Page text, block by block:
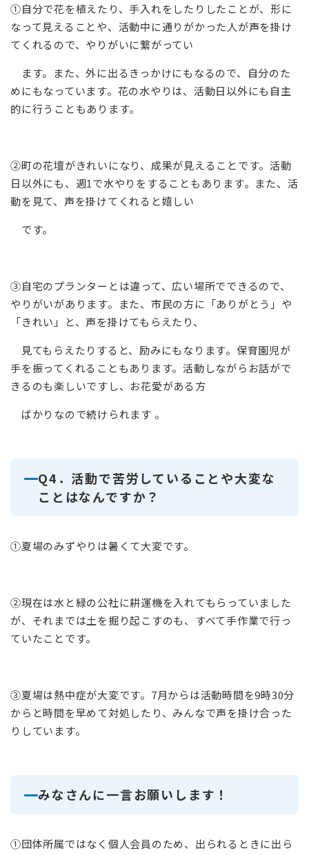
①自分で花を植えたり、手入れをしたりしたことが、形に
なって見えることや、活動中に通りがかった人が声を掛け
てくれるので、やりがいに繋がってい
ます。また、外に出るきっかけにもなるので、自分のた
めにもなっています。花の水やりは、活動日以外にも自主
的に行うこともあります。
②町の花壇がきれいになり、成果が見えることです。活動
日以外にも、週1で水やりをすることもあります。また、活
動を見て、声を掛けてくれると嬉しい
です。
③自宅のプランターとは違って、広い場所でできるので、
やりがいがあります。また、市民の方に「ありがとう」や
「きれい」と、声を掛けてもらえたり、
見てもらえたりすると、励みにもなります。保育園児が
手を振ってくれることもあります。活動しながらお話がで
きるのも楽しいですし、お花愛がある方
ばかりなので続けられます 。
Q4．活動で苦労していることや大変な
ことはなんですか？
①夏場のみずやりは暑くて大変です。
②現在は水と緑の公社に耕運機を入れてもらっていました
が、それまでは土を掘り起こすのも、すべて手作業で行っ
ていたことです。
③夏場は熱中症が大変です。7月からは活動時間を9時30分
からと時間を早めて対処したり、みんなで声を掛け合った
りしています。
みなさんに一言お願いします！
①団体所属ではなく個人会員のため、出られるときに出ら